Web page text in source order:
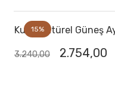
15%
Kubu Natürel Güneş
3.240,00 2.754,00